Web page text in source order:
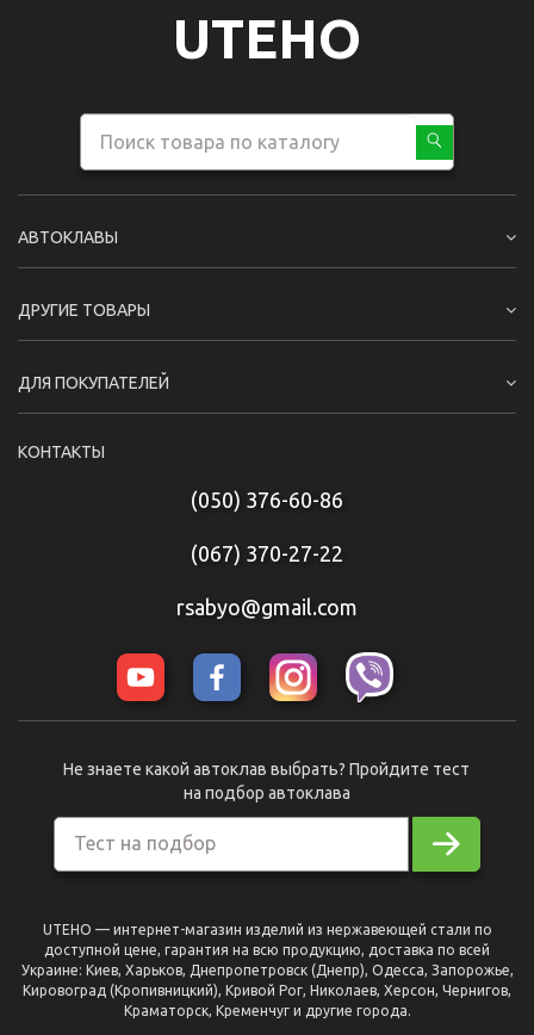
UTEHO
АВТОКЛАВЫ
ДРУГИЕ ТОВАРЫ
ДЛЯ ПОКУПАТЕЛЕЙ
КОНТАКТЫ
(050) 376-60-86
(067) 370-27-22
rsabyo@gmail.com
Тест на подбор
Не знаете какой автоклав выбрать? Пройдите тест
на подбор автоклава
UTEHO — интернет-магазин изделий из нержавеющей стали по
доступной цене, гарантия на всю продукцию, доставка по всей
Украине: Киев, Харьков, Днепропетровск (Днепр), Одесса, Запорожье,
Кировоград (Кропивницкий), Кривой Рог, Николаев, Херсон, Чернигов,
Краматорск, Кременчуг и другие города.